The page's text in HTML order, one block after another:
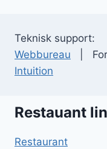
Teknisk support:
Webbureau |
Intuition
Restauant
Restaurant